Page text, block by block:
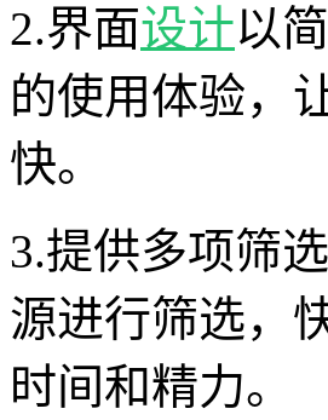
2.界面设计以
的使用体验，
快。
3.提供多项筛
源进行筛选，
时间和精力。